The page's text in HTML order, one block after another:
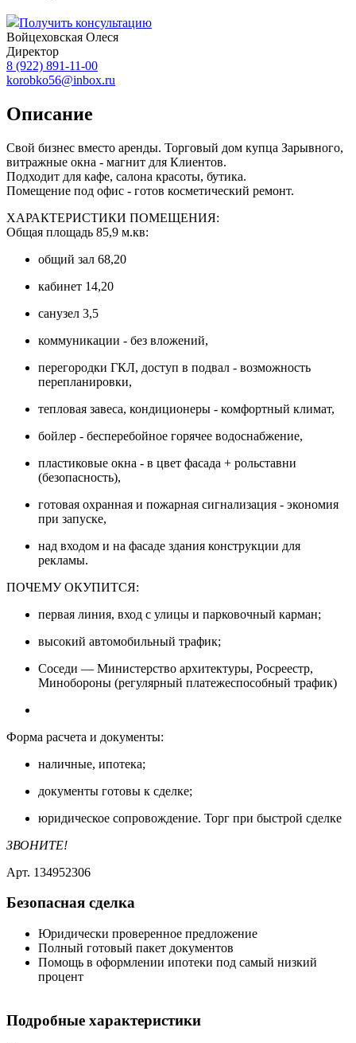
Получить консультацию
Войцеховская Олеся
Директор
8 (922) 891-11-00
korobko56@inbox.ru
Описание
Свой бизнес вместо аренды. Торговый дом купца Зарывного,
витражные окна - магнит для Клиентов.
Подходит для кафе, салона красоты, бутика.
Помещение под офис - готов косметический ремонт.
ХАРАКТЕРИСТИКИ ПОМЕЩЕНИЯ:
Общая площадь 85,9 м.кв:
общий зал 68,20
кабинет 14,20
санузел 3,5
коммуникации - без вложений,
перегородки ГКЛ, доступ в подвал - возможность
перепланировки,
тепловая завеса, кондиционеры - комфортный климат,
бойлер - бесперебойное горячее водоснабжение,
пластиковые окна - в цвет фасада + рольставни
(безопасность),
готовая охранная и пожарная сигнализация - экономия
при запуске,
над входом и на фасаде здания конструкции для
рекламы.
ПОЧЕМУ ОКУПИТСЯ:
первая линия, вход с улицы и парковочный карман;
высокий автомобильный трафик;
Соседи — Министерство архитектуры, Росреестр,
Минобороны (регулярный платежеспособный трафик)
Форма расчета и документы:
наличные, ипотека;
документы готовы к сделке;
юридическое сопровождение. Торг при быстрой сделке
ЗВОНИТЕ!
Арт. 134952306
Безопасная сделка
Юридически проверенное предложение
Полный готовый пакет документов
Помощь в оформлении ипотеки под самый низкий
процент
Подробные характеристики